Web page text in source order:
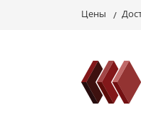
Цены